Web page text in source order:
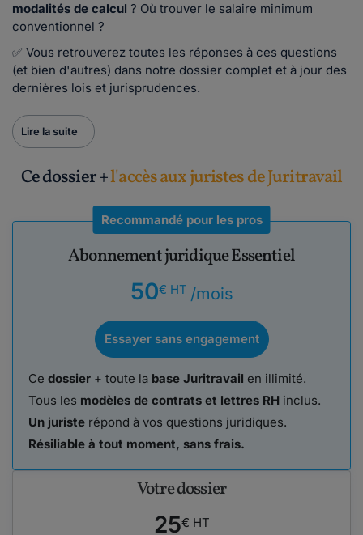
modalités de calcul ? Où trouver le salaire minimum
conventionnel ?
✅ Vous retrouverez toutes les réponses à ces questions
(et bien d'autres) dans notre dossier complet et à jour des
dernières lois et jurisprudences.
Lire la suite
Ce dossier +l'accès aux juristes de Juritravail
Votre dossier
25€ HT
Recommandé pour les pros
Abonnement juridique Essentiel
50€ HT /mois
Essayer sans engagement
Ce dossier + toute la base Juritravail en illimité.
Tous les modèles de contrats et lettres RH inclus.
Un juriste répond à vos questions juridiques.
Résiliable à tout moment, sans frais.